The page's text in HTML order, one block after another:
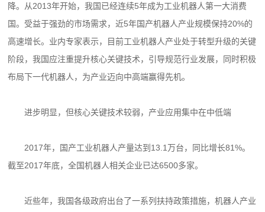
降。从2013年开始，我国已经连续5年成为工业机器人第一大消费
国。受益于强劲的市场需求，近5年国产机器人产业规模保持20%的
高速增长。业内专家表示，目前工业机器人产业处于转型升级的关键
阶段，我国应注重提升核心关键技术，引导规范行业发展，同时积极
布局下一代机器人，为产业迈向中高端赢得先机。
进步明显，但核心关键技术较弱，产业应用集中在中低端
2017年，国产工业机器人产量达到13.1万台，同比增长81%。
截至2017年底，全国机器人相关企业已达6500多家。
近些年，我国各级政府出台了一系列扶持政策措施，机器人产业